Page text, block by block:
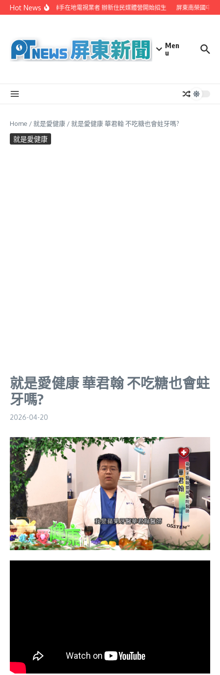
Skip to content
Hot News屏縣府聯手在地電視業者 辦新住民媒體營開始招生 屏東南榮國中赴
Men
u
Home /就是愛健康 /就是愛健康 華君翰 不吃糖也會蛀牙嗎?
就是愛健康
就是愛健康 華君翰 不吃糖也會蛀
牙嗎?
2026-04-20